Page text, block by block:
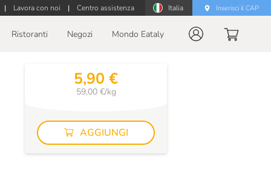
| Lavora con noi | Centro assistenza Italia Inserisci il CAP
Ristoranti Negozi Mondo Eataly
5,90 €
59,00 €/kg
AGGIUNGI